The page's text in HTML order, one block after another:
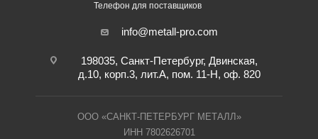
Телефон для поставщиков
info@metall-pro.com
198035, Санкт-Петербург, Двинская,
д.10, корп.3, лит.А, пом. 11-Н, оф. 820
ООО «САНКТ-ПЕТЕРБУРГ МЕТАЛЛ»
ИНН 7802626701